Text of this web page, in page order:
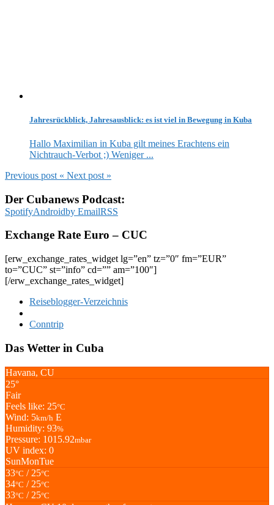
Jahresrückblick, Jahresausblick: es ist viel in Bewegung in Kuba
Hallo Maximilian in Kuba gilt meines Erachtens ein
Nichtrauch-Verbot ;) Weniger ...
Previous post « Next post »
Der Cubanews Podcast:
SpotifyAndroidby EmailRSS
Exchange Rate Euro – CUC
[erw_exchange_rates_widget lg=”en” tz=”0″ fm=”EUR”
to=”CUC” st=”info” cd=”” am=”100″]
[/erw_exchange_rates_widget]
Reiseblogger-Verzeichnis
Conntrip
Das Wetter in Cuba
Havana, CU
25°
Fair
Feels like: 25°C
Wind: 5km/h E
Humidity: 93%
Pressure: 1015.92mbar
UV index: 0
SunMonTue
33°C / 25°C
34°C / 25°C
33°C / 25°C